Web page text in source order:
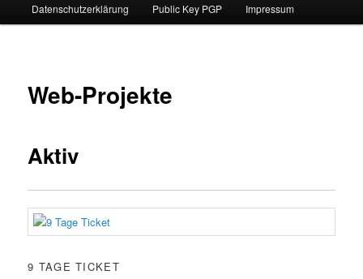
Datenschutzerklärung Public Key PGP Impressum
Web-Projekte
Aktiv
9 TAGE TICKET